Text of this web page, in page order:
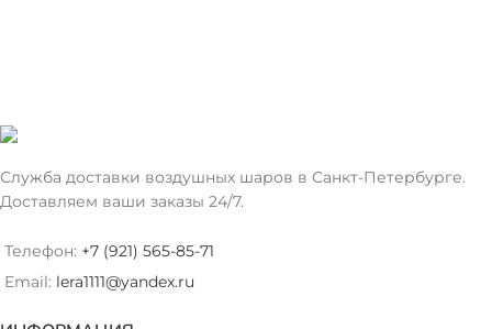
Служба доставки воздушных шаров в Санкт-Петербурге.
Доставляем ваши заказы 24/7.
Телефон: +7 (921) 565-85-71
Email: lera1111@yandex.ru